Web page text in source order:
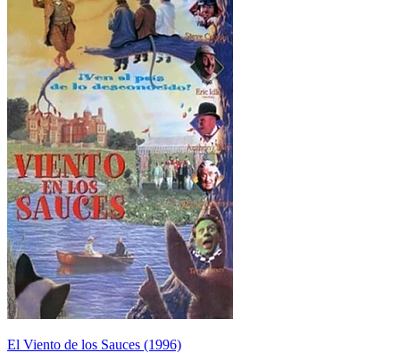
El Viento de los Sauces (1996)